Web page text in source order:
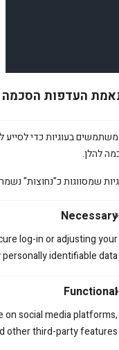
תוכן מותאם ולנתח
אשר הכל
העדפות הסכמה
בעוגיות כדי לסייע
להלן.
שמסווגות כ"נחוצות"
Necessary
log-in or adjusting your
identifiable data.
Functional
social media platforms,
other third-party features.